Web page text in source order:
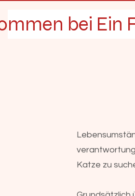
bei Ein
Katze zu